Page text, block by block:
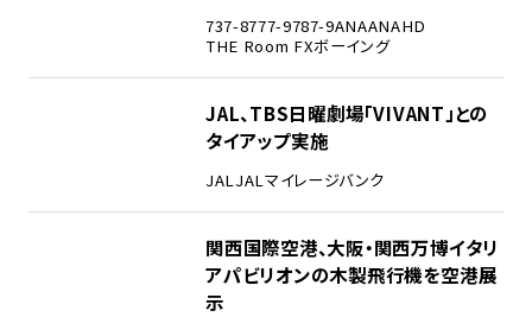
737-8777-9787-9ANAANAHD
THE Room FXボーイング
JAL、TBS日曜劇場「VIVANT」との
タイアップ実施
JALJALマイレージバンク
関西国際空港、大阪・関西万博イタリ
アパビリオンの木製飛行機を空港展
示